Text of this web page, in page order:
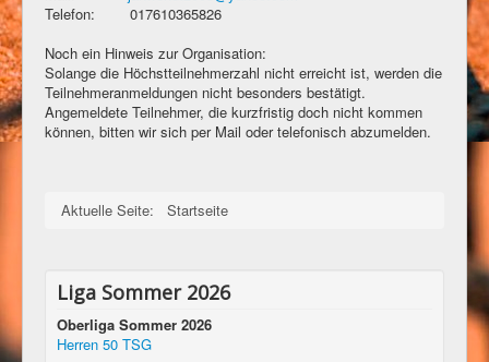
Telefon: 017610365826
Noch ein Hinweis zur Organisation:
Solange die Höchstteilnehmerzahl nicht erreicht ist, werden die
Teilnehmeranmeldungen nicht besonders bestätigt.
Angemeldete Teilnehmer, die kurzfristig doch nicht kommen
können, bitten wir sich per Mail oder telefonisch abzumelden.
Aktuelle Seite: Startseite
Liga Sommer 2026
Oberliga Sommer 2026
Herren 50 TSG